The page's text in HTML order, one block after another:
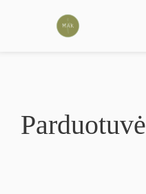
Parduotuvė